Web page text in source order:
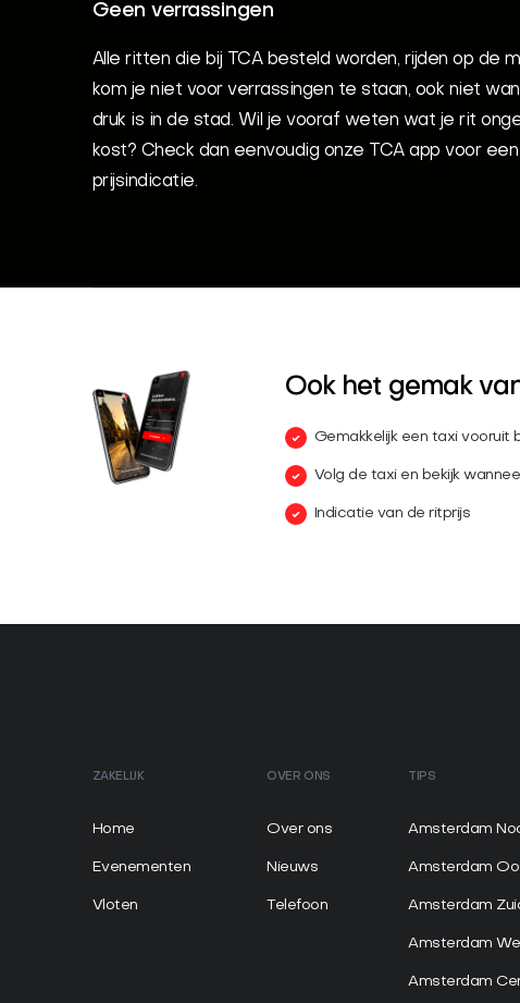
Geen verrassingen
Alle ritten die bij TCA besteld worden, rijden op de
kom je niet voor verrassingen te staan, ook niet
druk is in de stad. Wil je vooraf weten wat je rit
kost? Check dan eenvoudig onze TCA app voor een
prijsindicatie.
Ook het gemak
Gemakkelijk een taxi vooruit
Volg de taxi en bekijk
Indicatie van de ritprijs
ZAKELIJK
Home
Evenementen
Vloten
OVER ONS
Over ons
Nieuws
Telefoon
TIPS
Amsterdam
Amsterdam
Amsterdam
Amsterdam
Amsterdam